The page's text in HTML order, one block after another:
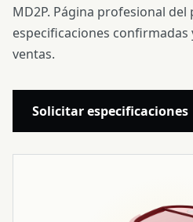
MD2P. Página profesional
especificaciones
ventas.
Solicitar especificaciones